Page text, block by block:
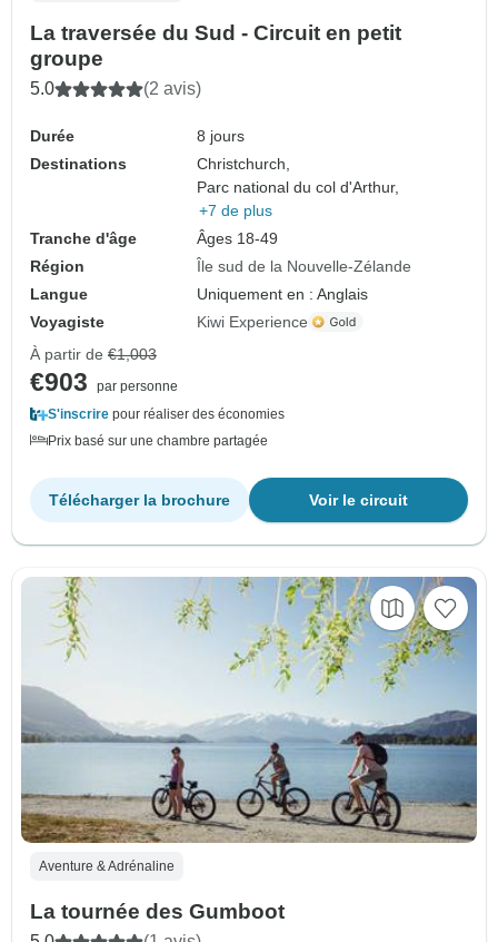
La traversée du Sud - Circuit en petit
groupe
5.0 (2 avis)
Durée
8 jours
Destinations
Christchurch,
Parc national du col d'Arthur,
+7 de plus
Tranche d'âge
Âges 18-49
Région
Île sud de la Nouvelle-Zélande
Langue
Uniquement en : Anglais
Voyagiste
Kiwi Experience
À partir de €1,003
€903
par personne
S'inscrire pour réaliser des économies
Prix basé sur une chambre partagée
Voir le circuit
Télécharger la brochure
Aventure & Adrénaline
La tournée des Gumboot